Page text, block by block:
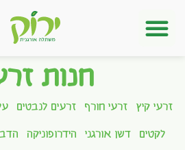
חנות
זרעי קיץ זרעי חורף זרעים לנבטים
לקטים דשן אורגני הידרופוניקה